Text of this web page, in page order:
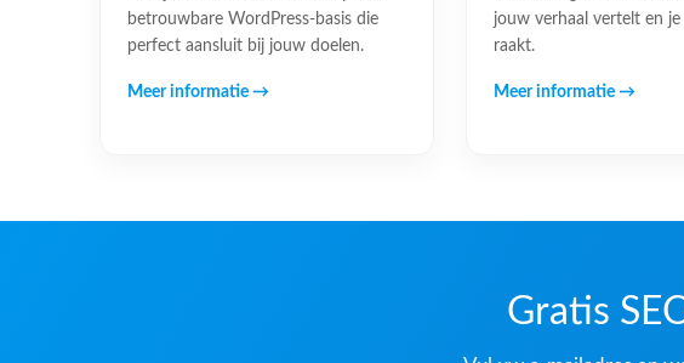
betrouwbare WordPress-basis die
perfect aansluit bij jouw doelen.
Meer informatie →
jouw verhaal vertelt en je
raakt.
Meer informatie →
Gratis